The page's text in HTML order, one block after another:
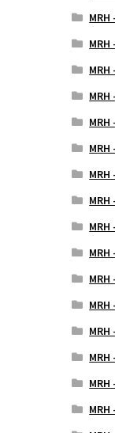
MRH
MRH
MRH
MRH
MRH
MRH